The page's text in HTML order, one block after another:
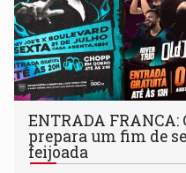
ENTRADA
prepara um fim de
feijoada